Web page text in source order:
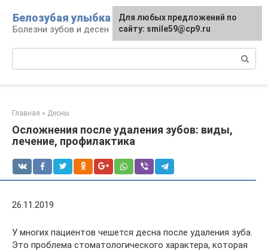
контенту
Белозубая улыбка
Болезни зубов и десен
Главная » Десны
Осложнения после удаления зубов: виды,
лечение, профилактика
26.11.2019
У многих пациентов чешется десна после удаления зуба.
Это проблема стоматологического характера, которая
Для любых предложений по
сайту: smile59@cp9.ru